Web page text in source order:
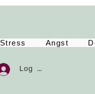
Stress Angst
Log Ind